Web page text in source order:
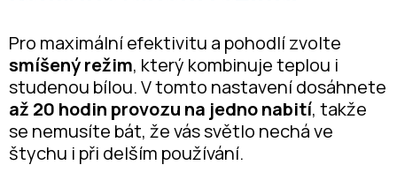
Pro maximální efektivitu a pohodlí zvolte
smíšený režim, který kombinuje teplou i
studenou bílou. V tomto nastavení dosáhnete
až 20 hodin provozu na jedno nabití, takže
se nemusíte bát, že vás světlo nechá ve
štychu i při delším používání.